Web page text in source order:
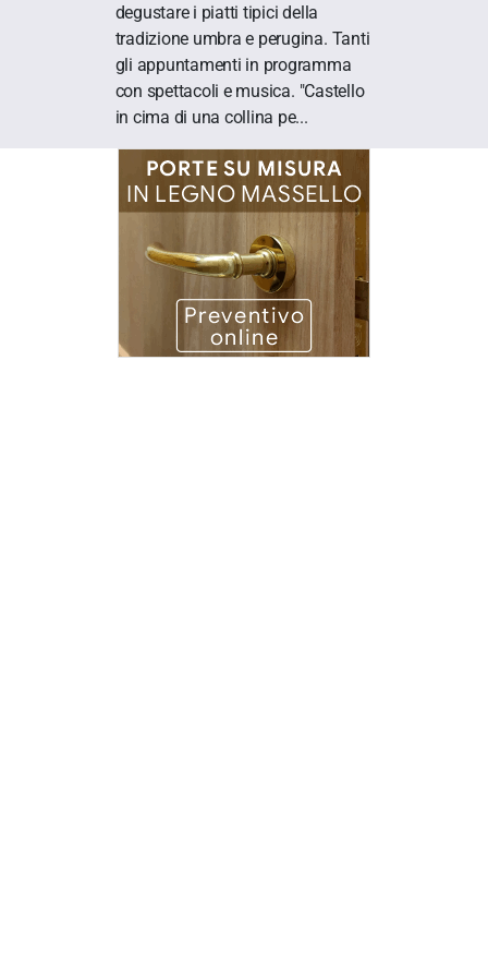
degustare i piatti tipici della
tradizione umbra e perugina. Tanti
gli appuntamenti in programma
con spettacoli e musica. "Castello
in cima di una collina pe...